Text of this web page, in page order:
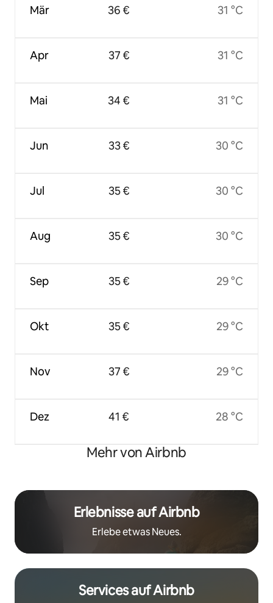
Mär
Apr
Mai
Jun
Jul
Aug
Sep
Okt
Nov
Dez
36 €
37 €
34 €
33 €
35 €
35 €
35 €
35 €
37 €
41 €
31 °C
31 °C
31 °C
30 °C
30 °C
30 °C
29 °C
29 °C
29 °C
28 °C
Mehr von Airbnb
Erlebnisse auf Airbnb
Erlebe etwas Neues.
Services auf Airbnb